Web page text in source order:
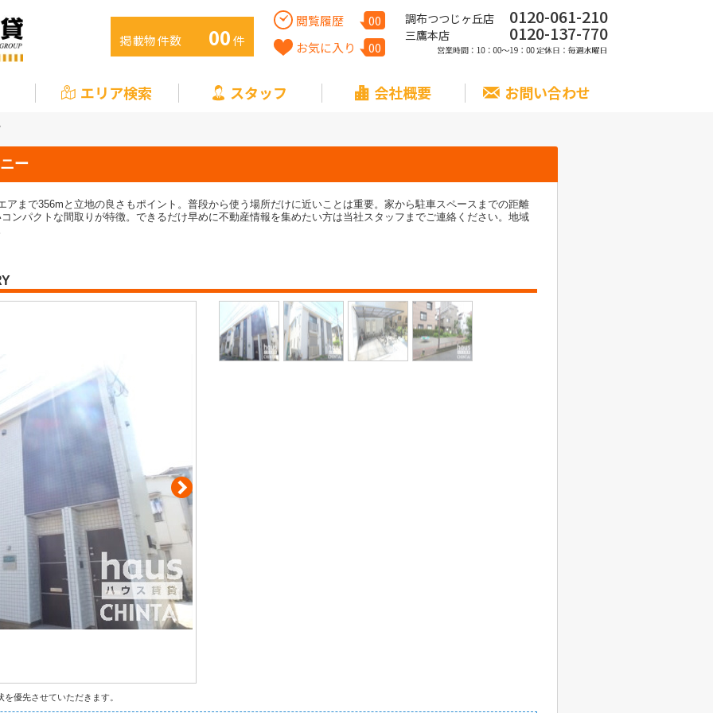
掲載物件数 00件
閲覧履歴
00
お気に入り
00
調布つつじヶ丘店 0120-061-210
三鷹本店 0120-137-770
エリア検索 スタッフ 会社概要 お問い合わせ
ー
アまで356mと立地の良さもポイント。普段から使う場所だけに近いことは重要。家から駐車スペースまでの距離
ンパクトな間取りが特徴。できるだけ早めに不動産情報を集めたい方は当社スタッフまでご連絡ください。地域
優先させていただきます。